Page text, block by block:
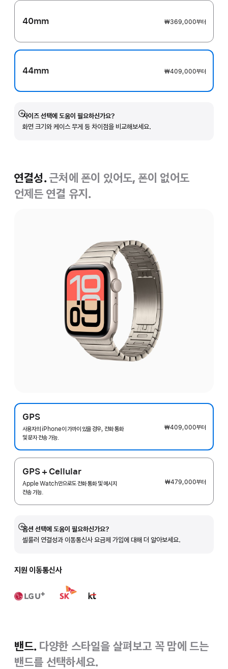
40mm ₩369,000부터
44mm ₩409,000부터
사이즈 선택에 도움이 필요하신가요?
화면 크기와 케이스 무게 등 차이점을 비교해보세요.
자세히
보기
연결성.근처에 폰이 있어도, 폰이 없어도
언제든 연결 유지.
GPS
사용자의 iPhone이 가까이 있을 경우, 전화 통화
및 문자 전송 가능.
₩409,000부터
GPS + Cellular
Apple Watch만으로도 전화 통화 및 메시지
전송 가능.
₩479,000부터
옵션 선택에 도움이 필요하신가요?
셀룰러 연결성과 이동통신사 요금제 가입에 대해 더 알아보세요.
자세히
보기
지원 이동통신사
밴드. 다양한 스타일을 살펴보고 꼭 맘에 드는
밴드를 선택하세요.